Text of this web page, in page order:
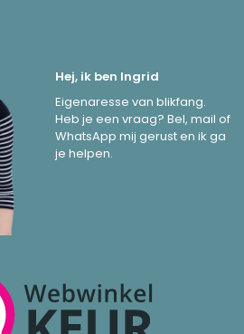
Hej, ik ben Ingrid
Eigenaresse van blikfang.
Heb je een vraag? Bel, mail of
WhatsApp mij gerust en ik ga
je helpen.